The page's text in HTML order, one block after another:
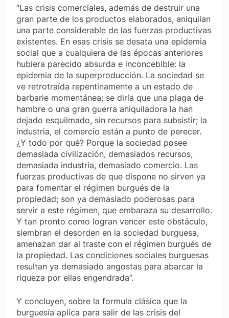
“Las crisis comerciales, además de destruir una
gran parte de los productos elaborados, aniquilan
una parte considerable de las fuerzas productivas
existentes. En esas crisis se desata una epidemia
social que a cualquiera de las épocas anteriores
hubiera parecido absurda e inconcebible: la
epidemia de la superproducción. La sociedad se
ve retrotraída repentinamente a un estado de
barbarie momentánea; se diría que una plaga de
hambre o una gran guerra aniquiladora la han
dejado esquilmado, sin recursos para subsistir; la
industria, el comercio están a punto de perecer.
¿Y todo por qué? Porque la sociedad posee
demasiada civilización, demasiados recursos,
demasiada industria, demasiado comercio. Las
fuerzas productivas de que dispone no sirven ya
para fomentar el régimen burgués de la
propiedad; son ya demasiado poderosas para
servir a este régimen, que embaraza su desarrollo.
Y tan pronto como logran vencer este obstáculo,
siembran el desorden en la sociedad burguesa,
amenazan dar al traste con el régimen burgués de
la propiedad. Las condiciones sociales burguesas
resultan ya demasiado angostas para abarcar la
riqueza por ellas engendrada”.
Y concluyen, sobre la formula clásica que la
burguesía aplica para salir de las crisis del